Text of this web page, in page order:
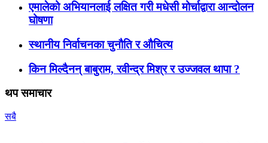
एमालेको अभियानलाई लक्षित गरी मधेसी मोर्चाद्वारा आन्दोलन
घोषणा
स्थानीय निर्वाचनका चुनौति र औचित्य
किन मिल्दैनन् बाबुराम, रवीन्द्र मिश्र र उज्जवल थापा ?
थप समाचार
सबै